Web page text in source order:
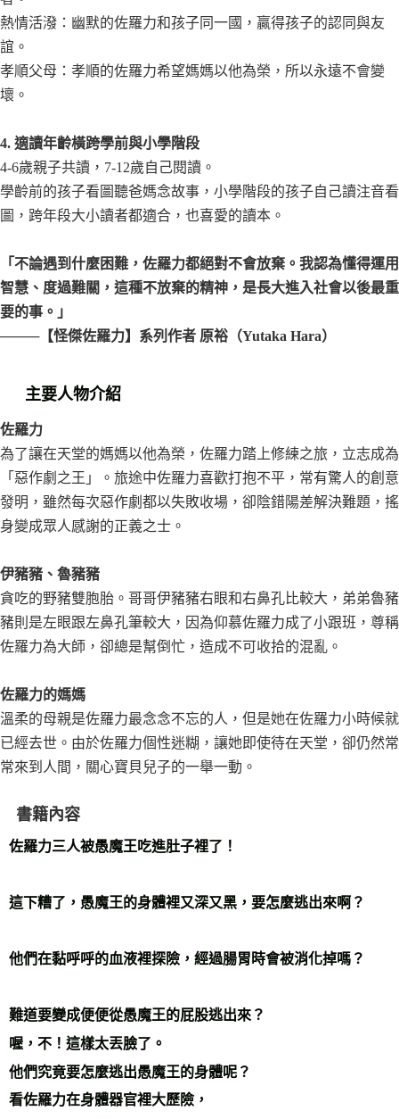
熱情活潑：幽默的佐羅力和孩子同一國，贏得孩子的認同與友
誼。
孝順父母：孝順的佐羅力希望媽媽以他為榮，所以永遠不會變
壞。
4. 適讀年齡橫跨學前與小學階段
4-6歲親子共讀，7-12歲自己閱讀。
學齡前的孩子看圖聽爸媽念故事，小學階段的孩子自己讀注音看
圖，跨年段大小讀者都適合，也喜愛的讀本 。
「不論遇到什麼困難，佐羅力都絕對不會放棄。我認為懂得運用
智慧、度過難關，這種不放棄的精神，是長大進入社會以後最重
要的事。」
────【怪傑佐羅力】系列作者 原裕（Yutaka Hara）
主要人物介紹
佐羅力
為了讓在天堂的媽媽以他為榮，佐羅力踏上修練之旅，立志成為
「惡作劇之王」。旅途中佐羅力喜歡打抱不平，常有驚人的創意
發明，雖然每次惡作劇都以失敗收場，卻陰錯陽差解決難題，搖
身變成眾人感謝的正義之士。
伊豬豬、魯豬豬
貪吃的野豬雙胞胎。哥哥伊豬豬右眼和右鼻孔比較大，弟弟魯豬
豬則是左眼跟左鼻孔筆較大，因為仰慕佐羅力成了小跟班，尊稱
佐羅力為大師，卻總是幫倒忙，造成不可收拾的混亂。
佐羅力的媽媽
溫柔的母親是佐羅力最念念不忘的人，但是她在佐羅力小時候就
已經去世。由於佐羅力個性迷糊，讓她即使待在天堂，卻仍然常
常來到人間，關心寶貝兒子的一舉一動。
書籍內容
佐羅力三人被愚魔王吃進肚子裡了！
這下糟了，愚魔王的身體裡又深又黑，要怎麼逃出來啊？
他們在黏呼呼的血液裡探險，經過腸胃時會被消化掉嗎？
難道要變成便便從愚魔王的屁股逃出來？
喔，不！這樣太丟臉了。
他們究竟要怎麼逃出愚魔王的身體呢？
看佐羅力在身體器官裡大歷險，